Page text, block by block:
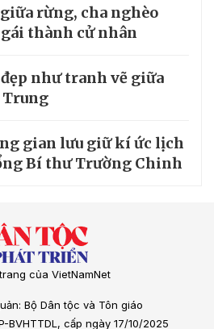
rừng, cha nghèo
thành cử nhân
như tranh vẽ giữa
gian lưu giữ kí ức lịch
Bí thư Trường Chinh
của VietNamNet
Bộ Dân tộc và Tôn giáo
BVHTTDL, cấp ngày 17/10/2025